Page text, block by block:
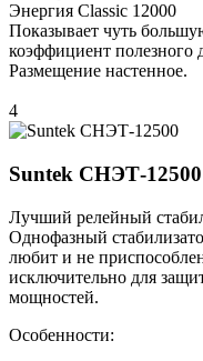
Энергия Classic 12000
Показывает чуть
коэффициент полезного
Размещение настенное.
4
Suntek СНЭТ-12500
Лучший релейный
Однофазный
любит и не
исключительно для
мощностей.
Особенности: